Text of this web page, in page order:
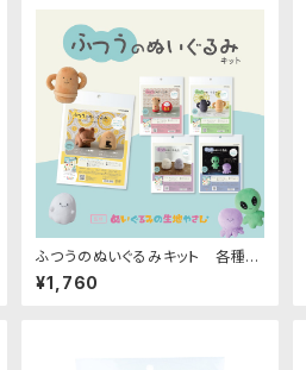
ふつうのぬいぐるみキット 各種｜
清原株式会社
¥1,760